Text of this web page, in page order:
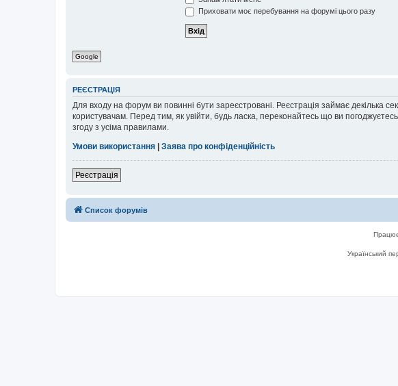
Приховати моє перебування на форумі цього разу
Google
РЕЄСТРАЦІЯ
Для входу на форум ви повинні бути зареєстровані. Реєстрація займає декілька
користувачам. Перед тим, як увійти, будь ласка, переконайтесь що ви
згоду з усіма правилами.
Умови використання
Заява про конфіденційність
Реєстрація
Список форумів
Український